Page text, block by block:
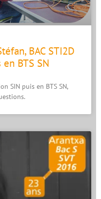
BAC STI2D
BTS SN
SIN puis en BTS SN,